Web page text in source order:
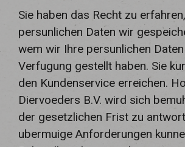
Sie haben das Recht zu
persunlichen Daten wir
wem wir Ihre persunlichen
Verfugung gestellt haben. Sie
den Kundenservice erreichen.
Diervoeders B.V. wird sich
der gesetzlichen Frist zu
ubermuige Anforderungen